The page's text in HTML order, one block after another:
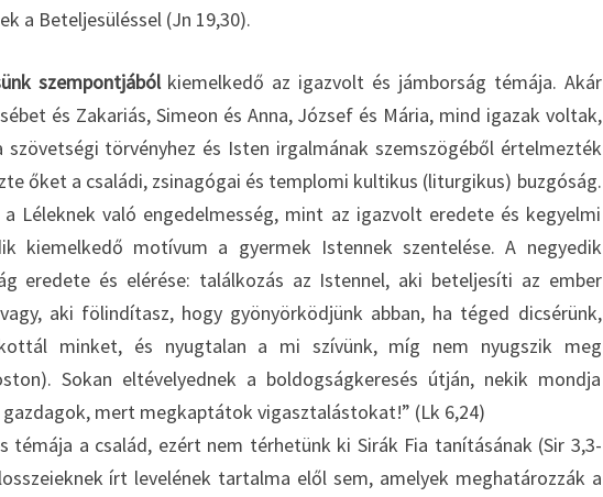
a Beteljesüléssel (Jn 19,30).
szempontjábólkiemelkedő az igazvolt és jámborság témája. Akár
és Zakariás, Simeon és Anna, József és Mária, mind igazak voltak,
törvényhez és Isten irgalmának szemszögéből értelmezték
őket a családi, zsinagógai és templomi kultikus (liturgikus) buzgóság.
Léleknek való engedelmesség, mint az igazvolt eredete és kegyelmi
kiemelkedő motívum a gyermek Istennek szentelése. A negyedik
eredete és elérése: találkozás az Istennel, aki beteljesíti az ember
aki fölindítasz, hogy gyönyörködjünk abban, ha téged dicsérünk,
minket, és nyugtalan a mi szívünk, míg nem nyugszik meg
Sokan eltévelyednek a boldogságkeresés útján, nekik mondja
gazdagok, mert megkaptátok vigasztalástokat!” (Lk 6,24)
témája a család, ezért nem térhetünk ki Sirák Fia tanításának (Sir 3,3-
írt levelének tartalma elől sem, amelyek meghatározzák a